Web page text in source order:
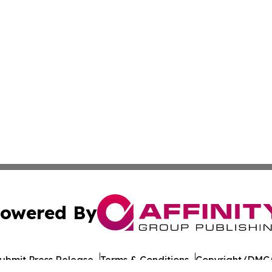
By
Press Release Terms & Conditions Copyright/